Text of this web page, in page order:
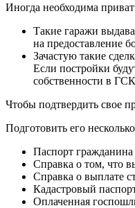
Иногда необходима
Такие гаражи
на предоставление
Зачастую такие
Если постройки
собственности в
Чтобы подтвердить свое
Подготовить его
Паспорт
Справка о том, что
Справка о выплате
Кадастровый
Оплаченная